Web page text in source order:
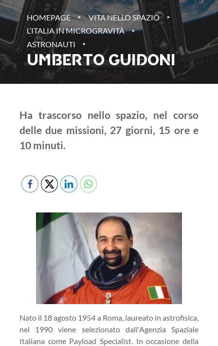
HOMEPAGE ‣ VITA NELLO SPAZIO ‣
L’ITALIA IN MICROGRAVITÀ ‣
ASTRONAUTI ‣
UMBERTO GUIDONI
Ha trascorso nello spazio, nel corso
delle due missioni, 27 giorni, 15 ore e
10 minuti.
Nato il 18 agosto 1954 a Roma, laureato in astrofisica,
nel 1990 viene selezionato dall'Agenzia Spaziale
Italiana come Payload Specialist. In occasione della